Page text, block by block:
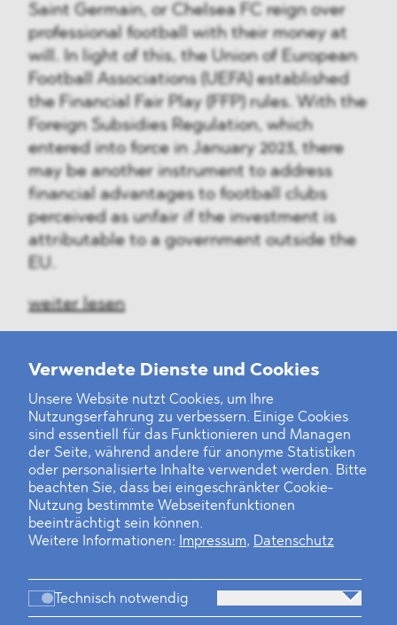
Verwendete Dienste und Cookies
Unsere Website nutzt Cookies, um Ihre
Nutzungserfahrung zu verbessern. Einige Cookies
sind essentiell für das Funktionieren und Managen
der Seite, während andere für anonyme Statistiken
oder personalisierte Inhalte verwendet werden. Bitte
beachten Sie, dass bei eingeschränkter Cookie-
Nutzung bestimmte Webseitenfunktionen
beeinträchtigt sein können.
Weitere Informationen:
Impressum, Datenschutz
Technisch notwendig
Saint Germain, or Chelsea FC reign over
professional football with their money at
will. In light of this, the Union of European
Football Associations (UEFA) established
the Financial Fair Play (FFP) rules. With the
Foreign Subsidies Regulation, which
entered into force in January 2023, there
may be another instrument to address
financial advantages to football clubs
perceived as unfair if the investment is
attributable to a government outside the
EU.
weiter lesen
‹12345 6 7›